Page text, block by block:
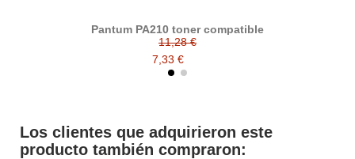
Pantum PA210 toner compatible
11,28 €
7,33 €
Los clientes que adquirieron este
producto también compraron: